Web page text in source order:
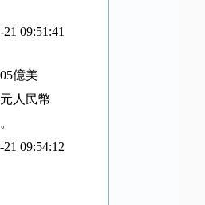
21 09:51:41
億美
人民幣
21 09:54:12